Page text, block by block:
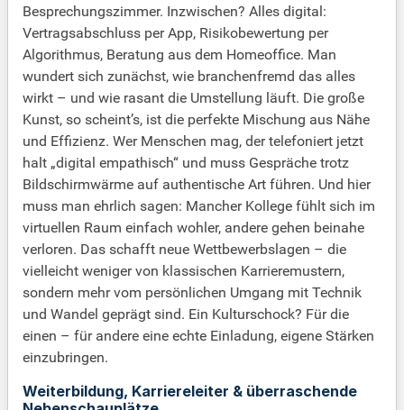
Besprechungszimmer. Inzwischen? Alles digital:
Vertragsabschluss per App, Risikobewertung per
Algorithmus, Beratung aus dem Homeoffice. Man
wundert sich zunächst, wie branchenfremd das alles
wirkt – und wie rasant die Umstellung läuft. Die große
Kunst, so scheint’s, ist die perfekte Mischung aus Nähe
und Effizienz. Wer Menschen mag, der telefoniert jetzt
halt „digital empathisch“ und muss Gespräche trotz
Bildschirmwärme auf authentische Art führen. Und hier
muss man ehrlich sagen: Mancher Kollege fühlt sich im
virtuellen Raum einfach wohler, andere gehen beinahe
verloren. Das schafft neue Wettbewerbslagen – die
vielleicht weniger von klassischen Karrieremustern,
sondern mehr vom persönlichen Umgang mit Technik
und Wandel geprägt sind. Ein Kulturschock? Für die
einen – für andere eine echte Einladung, eigene Stärken
einzubringen.
Weiterbildung, Karriereleiter & überraschende